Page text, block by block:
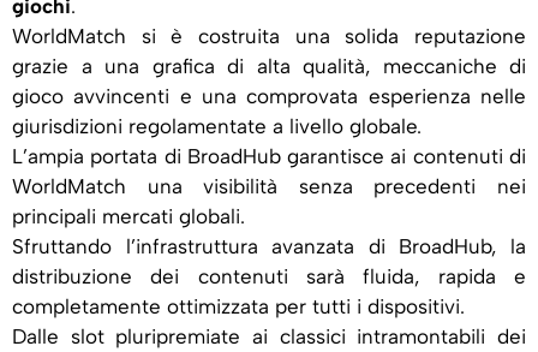
giochi.
WorldMatch si è costruita una solida reputazione
grazie a una grafica di alta qualità, meccaniche di
gioco avvincenti e una comprovata esperienza nelle
giurisdizioni regolamentate a livello globale.
L’ampia portata di BroadHub garantisce ai contenuti di
WorldMatch una visibilità senza precedenti nei
principali mercati globali.
Sfruttando l’infrastruttura avanzata di BroadHub, la
distribuzione dei contenuti sarà fluida, rapida e
completamente ottimizzata per tutti i dispositivi.
Dalle slot pluripremiate ai classici intramontabili dei